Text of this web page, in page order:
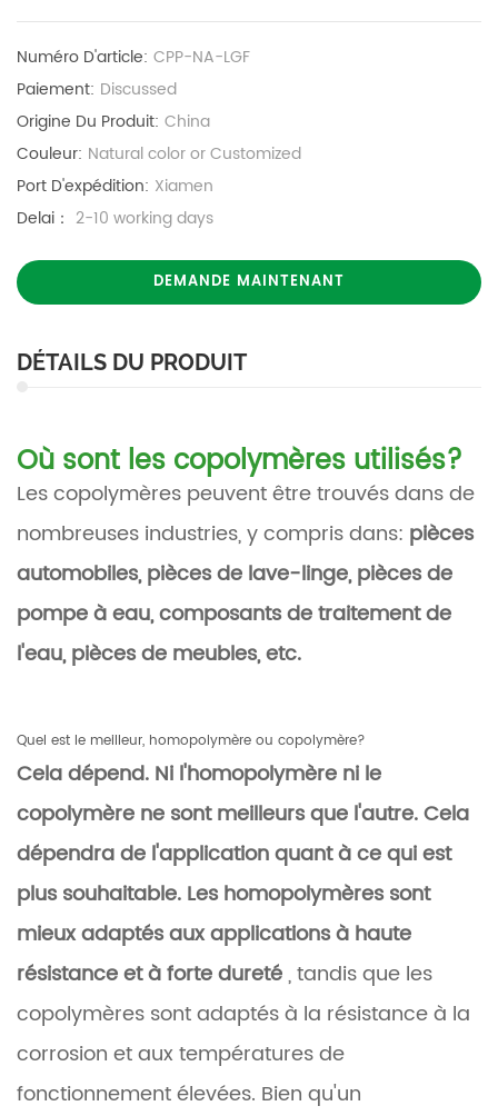
Numéro D'article: CPP-NA-LGF
Paiement: Discussed
Origine Du Produit: China
Couleur: Natural color or Customized
Port D'expédition: Xiamen
Delai： 2-10 working days
DEMANDE MAINTENANT
DÉTAILS DU PRODUIT
Où sont les copolymères utilisés?
Les copolymères peuvent être trouvés dans de
nombreuses industries, y compris dans: pièces
automobiles, pièces de lave-linge,pièces de
pompe à eau, composants de traitement de
l'eau, pièces de meubles, etc.
Quel est le meilleur, homopolymère ou copolymère?
Cela dépend. Ni l'homopolymère ni le
copolymère ne sont meilleurs que l'autre. Cela
dépendra de l'application quant à ce qui est
plus souhaitable. Les homopolymères sont
mieux adaptés aux applications à haute
résistance et à forte dureté, tandis que les
copolymères sont adaptés à la résistance à la
corrosion et aux températures de
fonctionnement élevées. Bien qu'un